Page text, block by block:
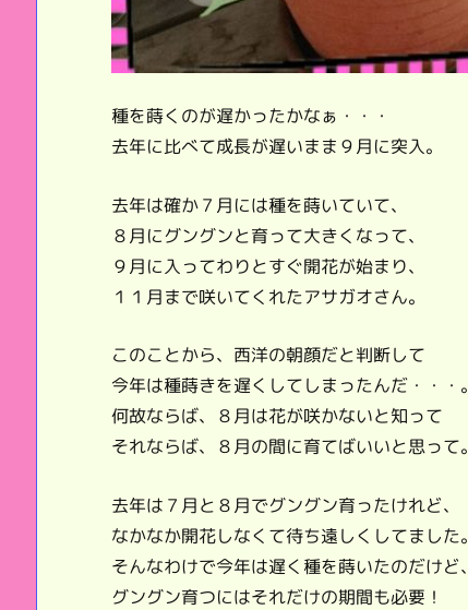
種を蒔くのが遅かったかなぁ・・・
去年に比べて成長が遅いまま９月に突入。
去年は確か７月には種を蒔いていて、
８月にグングンと育って大きくなって、
９月に入ってわりとすぐ開花が始まり、
１１月まで咲いてくれたアサガオさん。
このことから、西洋の朝顔だと判断して
今年は種蒔きを遅くしてしまったんだ・・・。
何故ならば、８月は花が咲かないと知って
それならば、８月の間に育てばいいと思って。
去年は７月と８月でグングン育ったけれど、
なかなか開花しなくて待ち遠しくしてました。
そんなわけで今年は遅く種を蒔いたのだけど、
グングン育つにはそれだけの期間も必要！